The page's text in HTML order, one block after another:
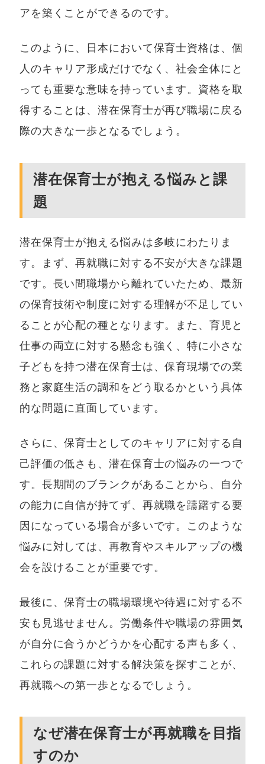
アを築くことができるのです。
このように、日本において保育士資格は、個
人のキャリア形成だけでなく、社会全体にと
っても重要な意味を持っています。資格を取
得することは、潜在保育士が再び職場に戻る
際の大きな一歩となるでしょう。
潜在保育士が抱える悩みと課
題
潜在保育士が抱える悩みは多岐にわたりま
す。まず、再就職に対する不安が大きな課題
です。長い間職場から離れていたため、最新
の保育技術や制度に対する理解が不足してい
ることが心配の種となります。また、育児と
仕事の両立に対する懸念も強く、特に小さな
子どもを持つ潜在保育士は、保育現場での業
務と家庭生活の調和をどう取るかという具体
的な問題に直面しています。
さらに、保育士としてのキャリアに対する自
己評価の低さも、潜在保育士の悩みの一つで
す。長期間のブランクがあることから、自分
の能力に自信が持てず、再就職を躊躇する要
因になっている場合が多いです。このような
悩みに対しては、再教育やスキルアップの機
会を設けることが重要です。
最後に、保育士の職場環境や待遇に対する不
安も見逃せません。労働条件や職場の雰囲気
が自分に合うかどうかを心配する声も多く、
これらの課題に対する解決策を探すことが、
再就職への第一歩となるでしょう。
なぜ潜在保育士が再就職を目指
すのか